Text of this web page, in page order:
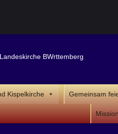
Kispelkirche Gemeinsam